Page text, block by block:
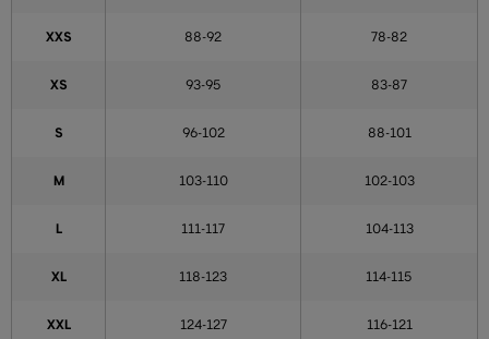
XXS 88-92 78-82
XS 93-95 83-87
S 96-102 88-101
M 103-110 102-103
L 111-117 104-113
XL 118-123 114-115
XXL 124-127 116-121